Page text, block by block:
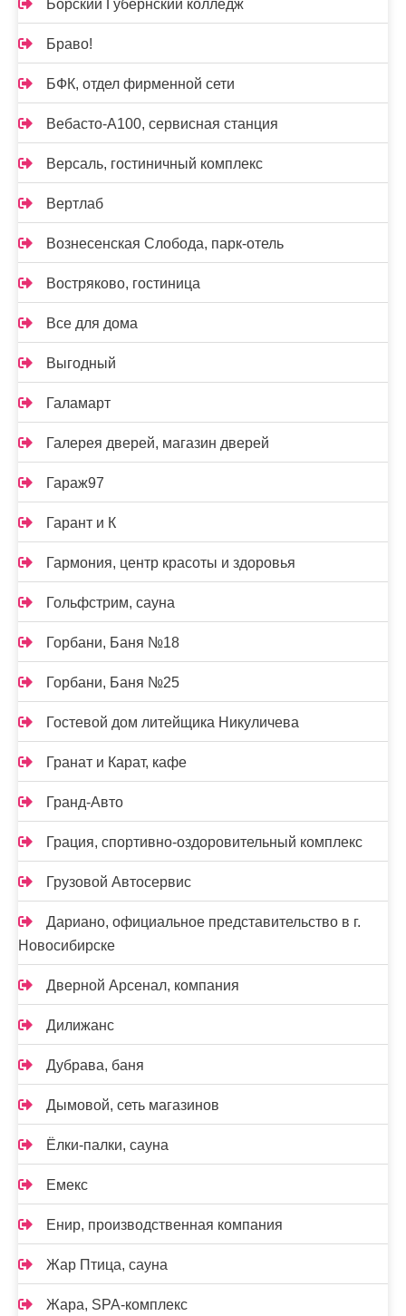
Борский Губернский колледж
Браво!
БФК, отдел фирменной сети
Вебасто-А100, сервисная станция
Версаль, гостиничный комплекс
Вертлаб
Вознесенская Слобода, парк-отель
Востряково, гостиница
Все для дома
Выгодный
Галамарт
Галерея дверей, магазин дверей
Гараж97
Гарант и К
Гармония, центр красоты и здоровья
Гольфстрим, сауна
Горбани, Баня №18
Горбани, Баня №25
Гостевой дом литейщика Никуличева
Гранат и Карат, кафе
Гранд-Авто
Грация, спортивно-оздоровительный комплекс
Грузовой Автосервис
Дариано, официальное представительство в г.
Новосибирске
Дверной Арсенал, компания
Дилижанс
Дубрава, баня
Дымовой, сеть магазинов
Ёлки-палки, сауна
Емекс
Енир, производственная компания
Жар Птица, сауна
Жара, SPA-комплекс